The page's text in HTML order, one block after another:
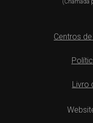
(Chamada
Centros
Livro